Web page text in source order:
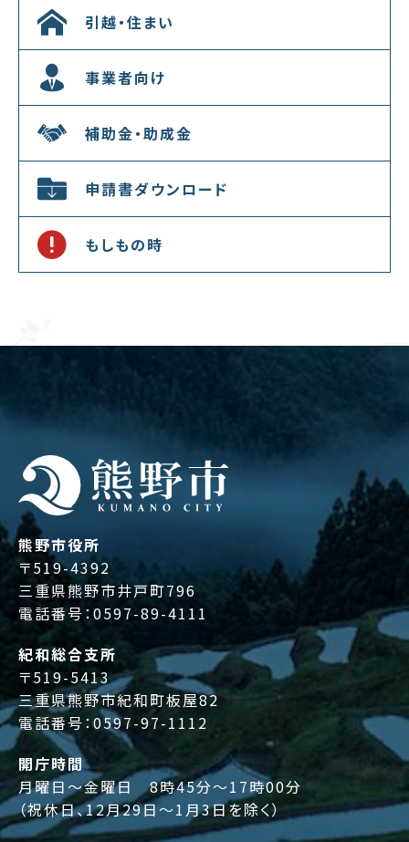
引越・住まい
事業者向け
補助金・助成金
申請書ダウンロード
もしもの時
熊野市役所
〒519-4392
三重県熊野市井戸町796
電話番号：0597-89-4111
紀和総合支所
〒519-5413
三重県熊野市紀和町板屋82
電話番号：0597-97-1112
開庁時間
月曜日～金曜日 8時45分～17時00分
（祝休日、12月29日～1月3日を除く）